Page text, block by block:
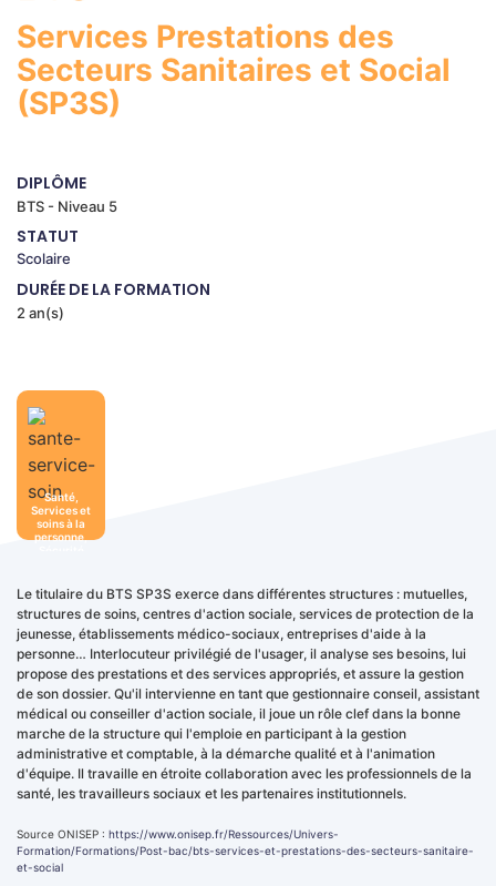
Services Prestations des
Secteurs Sanitaires et Social
(SP3S)
DIPLÔME
BTS - Niveau 5
STATUT
Scolaire
DURÉE DE LA FORMATION
2 an(s)
Santé,
Services et
soins à la
personne,
Le titulaire du BTS SP3S exerce dans différentes structures : mutuelles,
structures de soins, centres d'action sociale, services de protection de la
jeunesse, établissements médico-sociaux, entreprises d'aide à la
personne… Interlocuteur privilégié de l'usager, il analyse ses besoins, lui
propose des prestations et des services appropriés, et assure la gestion
de son dossier. Qu'il intervienne en tant que gestionnaire conseil, assistant
médical ou conseiller d'action sociale, il joue un rôle clef dans la bonne
marche de la structure qui l'emploie en participant à la gestion
administrative et comptable, à la démarche qualité et à l'animation
d'équipe. Il travaille en étroite collaboration avec les professionnels de la
santé, les travailleurs sociaux et les partenaires institutionnels.
Source ONISEP : https://www.onisep.fr/Ressources/Univers-
Formation/Formations/Post-bac/bts-services-et-prestations-des-secteurs-sanitaire-
et-social